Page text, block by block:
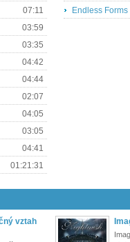
07:11
03:59
03:35
04:42
04:44
02:07
04:05
03:05
04:41
01:21:31
Endless
vztah